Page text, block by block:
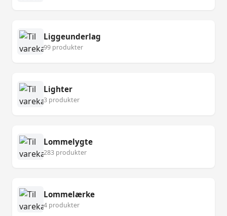
Liggeunderlag
99 produkter
Lighter
3 produkter
Lommelygte
283 produkter
Lommelærke
4 produkter